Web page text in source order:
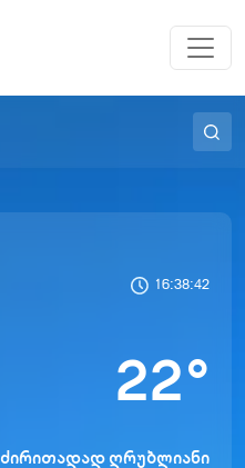
16:38:42
22°
ძირითადად ღრუბლიანი